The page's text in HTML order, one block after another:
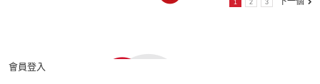
1 2 3
會員登入